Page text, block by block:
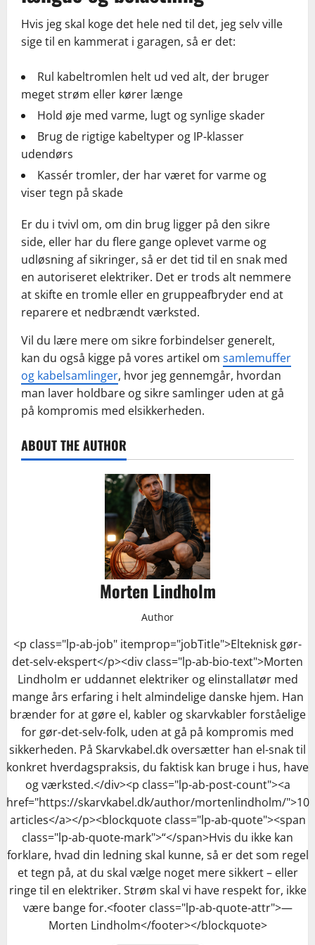
Hvis jeg skal koge det hele ned til det, jeg selv ville
sige til en kammerat i garagen, så er det:
Rul kabeltromlen helt ud ved alt, der bruger
meget strøm eller kører længe
Hold øje med varme, lugt og synlige skader
Brug de rigtige kabeltyper og IP-klasser
udendørs
Kassér tromler, der har været for varme og
viser tegn på skade
Er du i tvivl om, om din brug ligger på den sikre
side, eller har du flere gange oplevet varme og
udløsning af sikringer, så er det tid til en snak med
en autoriseret elektriker. Det er trods alt nemmere
at skifte en tromle eller en gruppeafbryder end at
reparere et nedbrændt værksted.
Vil du lære mere om sikre forbindelser generelt,
kan du også kigge på vores artikel om samlemuffer
og kabelsamlinger, hvor jeg gennemgår, hvordan
man laver holdbare og sikre samlinger uden at gå
på kompromis med elsikkerheden.
ABOUT THE AUTHOR
Morten Lindholm
Author
<p class="lp-ab-job" itemprop="jobTitle">Elteknisk gør-
det-selv-ekspert</p><div class="lp-ab-bio-text">Morten
Lindholm er uddannet elektriker og elinstallatør med
mange års erfaring i helt almindelige danske hjem. Han
brænder for at gøre el, kabler og skarvkabler forståelige
for gør-det-selv-folk, uden at gå på kompromis med
sikkerheden. På Skarvkabel.dk oversætter han el-snak til
konkret hverdagspraksis, du faktisk kan bruge i hus, have
og værksted.</div><p class="lp-ab-post-count"><a
href="https://skarvkabel.dk/author/mortenlindholm/">10
articles</a></p><blockquote class="lp-ab-quote"><span
class="lp-ab-quote-mark">“</span>Hvis du ikke kan
forklare, hvad din ledning skal kunne, så er det som regel
et tegn på, at du skal vælge noget mere sikkert – eller
ringe til en elektriker. Strøm skal vi have respekt for, ikke
være bange for.<footer class="lp-ab-quote-attr">—
Morten Lindholm</footer></blockquote>